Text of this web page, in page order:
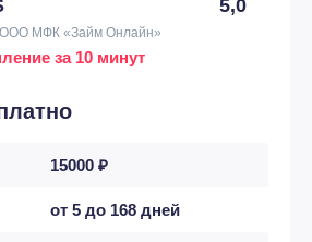
5,0
ООО МФК «Займ Онлайн»
за 10 минут
15000 ₽
от 5 до 168 дней